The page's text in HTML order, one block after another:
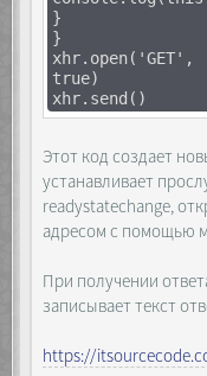
</script>
</body>
</html>
}
}
true)
xhr.send()
Этот код создает
устанавливает
readystatechange,
адресом с помощью
При получении
записывает текст
https://